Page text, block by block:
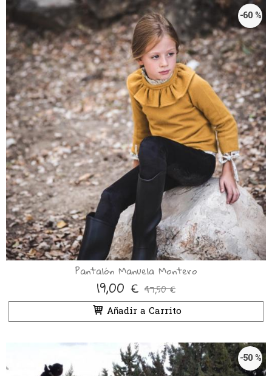
-60 %
Pantalón Manuela Montero
19,00 € 47,50 €
Añadir a Carrito
-50 %